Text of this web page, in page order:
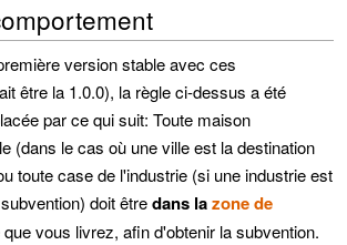
version stable avec ces
être la 1.0.0), la règle ci-dessus a été
par ce qui suit: Toute maison
(dans le cas où une ville est la destination
toute case de l'industrie (si une industrie est
doit êtredans lazone de
vous livrez, afin d'obtenir la subvention.